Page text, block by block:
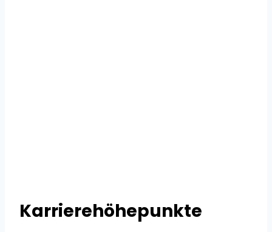
Karrierehöhepunkte